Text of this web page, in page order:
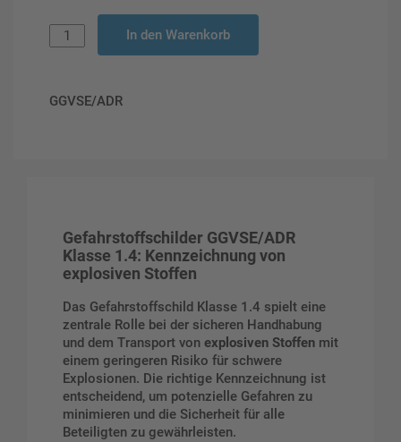
In den Warenkorb
GGVSE/ADR
Gefahrstoffschilder GGVSE/ADR
Klasse 1.4: Kennzeichnung von
explosiven Stoffen
Das Gefahrstoffschild Klasse 1.4 spielt eine
zentrale Rolle bei der sicheren Handhabung
und dem Transport von explosiven Stoffen mit
einem geringeren Risiko für schwere
Explosionen. Die richtige Kennzeichnung ist
entscheidend, um potenzielle Gefahren zu
minimieren und die Sicherheit für alle
Beteiligten zu gewährleisten.